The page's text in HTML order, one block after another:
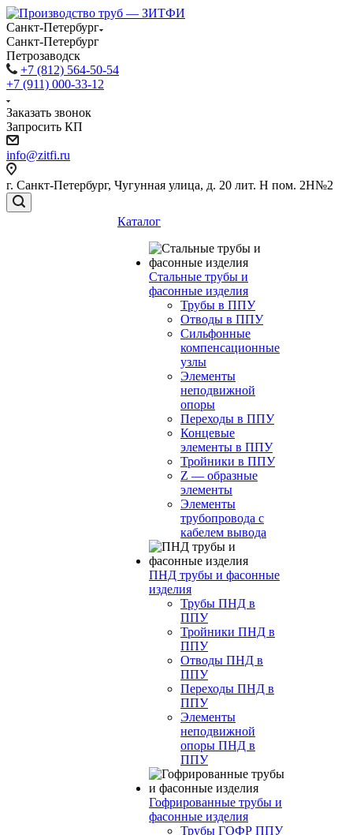
Санкт-Петербург
Санкт-Петербург
Петрозаводск
+7 (812) 564-50-54
+7 (911) 000-33-12
Заказать звонок
Запросить КП
info@zitfi.ru
г. Санкт-Петербург, Чугунная улица, д. 20 лит. Н пом. 2Н№2
Каталог
Стальные трубы и
фасонные изделия
Трубы в ППУ
Отводы в ППУ
Сильфонные
компенсационные
узлы
Элементы
неподвижной
опоры
Переходы в ППУ
Концевые
элементы в ППУ
Тройники в ППУ
Z — образные
элементы
Элементы
трубопровода с
кабелем вывода
ПНД трубы и фасонные
изделия
Трубы ПНД в
ППУ
Тройники ПНД в
ППУ
Отводы ПНД в
ППУ
Переходы ПНД в
ППУ
Элементы
неподвижной
опоры ПНД в
ППУ
Гофрированные трубы и
фасонные изделия
Трубы ГОФР ППУ